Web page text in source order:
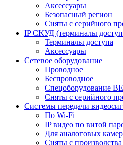
Аксессуары
Безопасный регион
Сняты с серийного
IP СКУД (терминалы
Терминалы доступа
Аксессуары
Сетевое оборудование
Проводное
Беспроводное
Спецоборудование
Сняты с серийного
Системы передачи
По Wi-Fi
IP видео по витой
Для аналоговых камер
Сняты с производства